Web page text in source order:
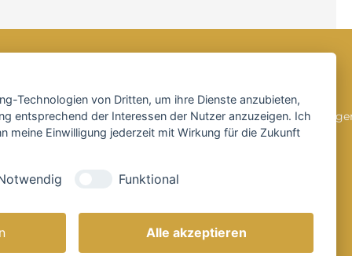
Technologien von Dritten, um ihre Dienste anzubieten,
entsprechend der Interessen der Nutzer anzuzeigen. Ich
meine Einwilligung jederzeit mit Wirkung für die Zukunft
Funktional
Alle akzeptieren